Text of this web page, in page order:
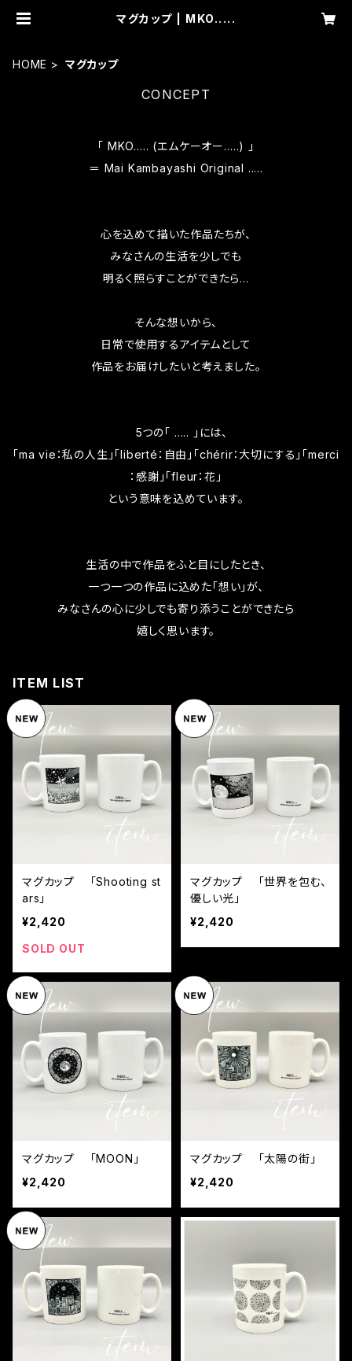
マグカップ | MKO.....
HOME マグカップ
CONCEPT
「 MKO….. (エムケーオー…..) 」
＝ Mai Kambayashi Original .....
心を込めて描いた作品たちが、
みなさんの生活を少しでも
明るく照らすことができたら…
そんな想いから、
日常で使用するアイテムとして
作品をお届けしたいと考えました。
5つの「 ….. 」には、
「ma vie：私の人生」「liberté：自由」「chérir：大切にする」「merci
：感謝」「fleur：花」
という意味を込めています。
生活の中で作品をふと目にしたとき、
一つ一つの作品に込めた「想い」が、
みなさんの心に少しでも寄り添うことができたら
嬉しく思います。
ITEM LIST
マグカップ 「Shooting st
ars」
¥2,420
SOLD OUT
マグカップ 「世界を包む、
優しい光」
¥2,420
マグカップ 「MOON」
¥2,420
マグカップ 「太陽の街」
¥2,420